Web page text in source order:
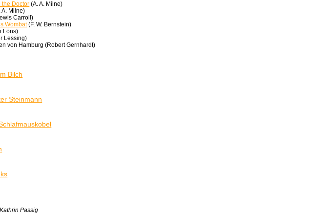
the Doctor (A. A. Milne)
A. Milne)
Carroll)
Wombat(F. W. Bernstein)
Löns)
Lessing)
von Hamburg (Robert Gernhardt)
Bilch
Steinmann
Passig